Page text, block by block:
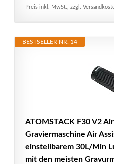
Preis inkl. MwSt., zzgl.
BESTSELLER NR. 14
ATOMSTACK F30 V2
Graviermaschine Air
einstellbarem 30L/Min
mit den meisten